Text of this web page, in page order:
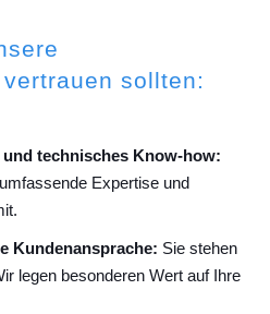
sollten:
technisches Know-how:
Expertise und
Kundenansprache: Sie stehen
legen besonderen Wert auf Ihre